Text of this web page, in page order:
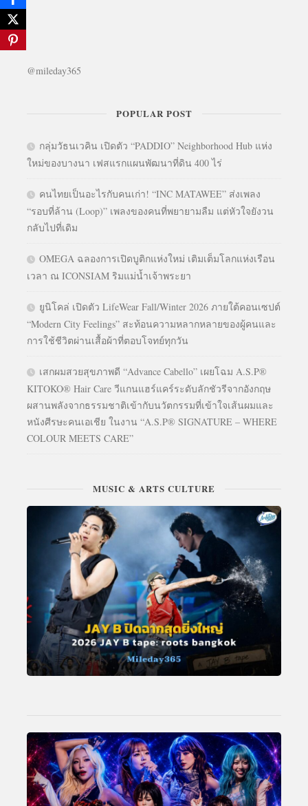
@mileday365
POPULAR POST
กลุ่มวัธนเวคิน เปิดตัว “PADDIO” Neighborhood Hub แห่ง
ใหม่ของบางนา เฟสแรกแผนพัฒนาที่ดิน 400 ไร่
คนไทยเป็นอะไรกับคนเก่า! “INC MATAWEE” ส่งเพลง
“รอบที่ล้าน (Loop)” เพลงของคนที่พยายามลืม แต่หัวใจยังวน
กลับไปที่เดิม
OMEGA ฉลองการเปิดบูติกแห่งใหม่ เติมเต็มโลกแห่งเรือน
เวลา ณ ICONSIAM ริมแม่น้ำเจ้าพระยา
ยูนิโคล่ เปิดตัว LifeWear Fall/Winter 2026 ภายใต้คอนเซปต์
“Modern City Feelings” สะท้อนความหลากหลายของผู้คนและ
การใช้ชีวิตผ่านเสื้อผ้าที่ตอบโจทย์ทุกวัน
เสกผมสวยสุขภาพดี “Advance Cabello” เผยโฉม A.S.P®
KITOKO® Hair Care วีแกนแฮร์แคร์ระดับลักชัวรีจากอังกฤษ
ผสานพลังจากธรรมชาติเข้ากับนวัตกรรมที่เข้าใจเส้นผมและ
หนังศีรษะคนเอเชีย ในงาน “A.S.P® SIGNATURE – WHERE
COLOUR MEETS CARE”
MUSIC & ARTS CULTURE